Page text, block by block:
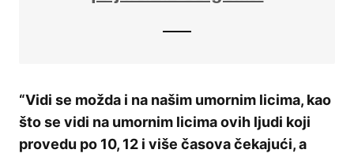
“Vidi se možda i na našim umornim licima, kao
što se vidi na umornim licima ovih ljudi koji
provedu po 10, 12 i više časova čekajući, a